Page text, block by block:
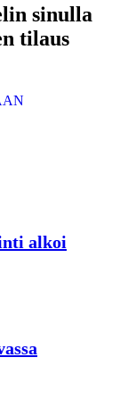
sinulla
tilaus
alkoi